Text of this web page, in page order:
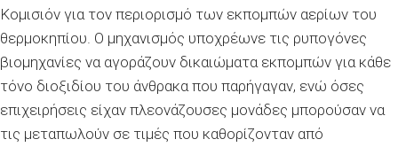
Κομισιόν για τον περιορισμό των εκπομπών αερίων του
θερμοκηπίου. O μηχανισμός υποχρέωνε τις ρυπογόνες
βιομηχανίες να αγοράζουν δικαιώματα εκπομπών για κάθε
τόνο διοξιδίου του άνθρακα που παρήγαγαν, ενώ όσες
επιχειρήσεις είχαν πλεονάζουσες μονάδες μπορούσαν να
τις μεταπωλούν σε τιμές που καθορίζονταν από